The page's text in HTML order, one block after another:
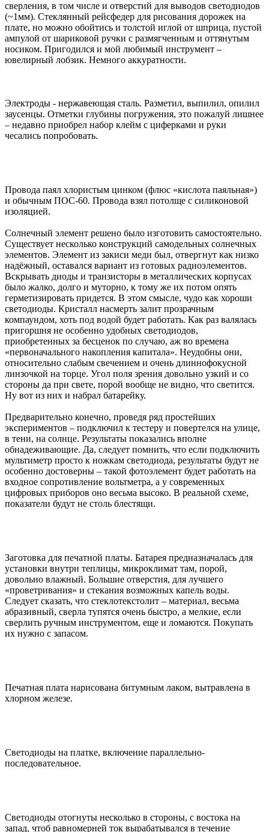
сверления, в том числе и отверстий для выводов светодиодов
(~1мм). Стеклянный рейсфедер для рисования дорожек на
плате, но можно обойтись и толстой иглой от шприца, пустой
ампулой от шариковой ручки с размягченным и оттянутым
носиком. Пригодился и мой любимый инструмент –
ювелирный лобзик. Немного аккуратности.
Электроды - нержавеющая сталь. Разметил, выпилил, опилил
заусенцы. Отметки глубины погружения, это пожалуй лишнее
– недавно приобрел набор клейм с циферками и руки
чесались попробовать.
Провода паял хлористым цинком (флюс «кислота паяльная»)
и обычным ПОС-60. Провода взял потолще с силиконовой
изоляцией.
Солнечный элемент решено было изготовить самостоятельно.
Существует несколько конструкций самодельных солнечных
элементов. Элемент из закиси меди был, отвергнут как низко
надёжный, оставался вариант из готовых радиоэлементов.
Вскрывать диоды и транзисторы в металлических корпусах
было жалко, долго и муторно, к тому же их потом опять
герметизировать придется. В этом смысле, чудо как хороши
светодиоды. Кристалл насмерть залит прозрачным
компаундом, хоть под водой будет работать. Как раз валялась
пригоршня не особенно удобных светодиодов,
приобретенных за бесценок по случаю, аж во времена
«первоначального накопления капитала». Неудобны они,
относительно слабым свечением и очень длиннофокусной
линзочкой на торце. Угол поля зрения довольно узкий и со
стороны да при свете, порой вообще не видно, что светится.
Ну вот из них и набрал батарейку.
Предварительно конечно, проведя ряд простейших
экспериментов – подключил к тестеру и повертелся на улице,
в тени, на солнце. Результаты показались вполне
обнадеживающие. Да, следует помнить, что если подключить
мультиметр просто к ножкам светодиода, результаты будут не
особенно достоверны – такой фотоэлемент будет работать на
входное сопротивление вольтметра, а у современных
цифровых приборов оно весьма высоко. В реальной схеме,
показатели будут не столь блестящи.
Заготовка для печатной платы. Батарея предназначалась для
установки внутри теплицы, микроклимат там, порой,
довольно влажный. Большие отверстия, для лучшего
«проветривания» и стекания возможных капель воды.
Следует сказать, что стеклотекстолит – материал, весьма
абразивный, сверла тупятся очень быстро, а мелкие, если
сверлить ручным инструментом, еще и ломаются. Покупать
их нужно с запасом.
Печатная плата нарисована битумным лаком, вытравлена в
хлорном железе.
Светодиоды на платке, включение параллельно-
последовательное.
Светодиоды отогнуты несколько в стороны, с востока на
запад, чтоб равномерней ток вырабатывался в течение